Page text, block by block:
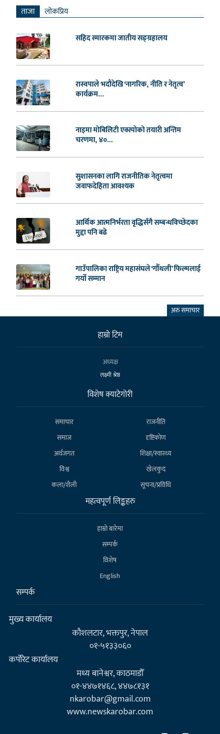
ताजा लाेकप्रिय
सहिद स्मारकमा जातीय सङ्ग्रहालय
रास्वपाले भदौदेखि ‘नागरिक, नीति र नेतृत्व’
कार्यक्रम...
नाइमा मोबिलिटी एक्स्पोको तयारी अन्तिम
चरणमा, ४०...
सुशासनका लागि राजनीतिक नेतृत्वमा
जवाफदेहिता आवश्यक
आर्थिक आत्मनिर्भरता वृद्धिसँगै सम्बन्धविच्छेदका
मुद्दा पनि बढे
गाउँपालिका राष्ट्रिय महासंघले ‘गौँथली’ फिल्मलाई
गर्याे सम्मान
अरु समाचार
हाम्राे टिम
अध्यक्ष
लक्ष्मी श्रेष्ठ
विशेष क्याटेगाेरी
समाचार
राजनीति
समाज
दृष्टिकोण
अर्थजगत
शिक्षा/स्वास्थ्य
विश्व
खेलकुद
कला/शैली
सूचना/प्रविधि
महत्वपूर्ण लिङ्कहरु
हाम्राे बारेमा
सम्पर्क
विशेष
English
सम्पर्क
मुख्य कार्यालय
कौशलटार, भक्तपुर, नेपाल
०१-५१३३०६०
कर्पाेरेट कार्यालय
मध्य बानेश्वर, काठमाडौँ
०१-४४७१४६८, ४४७८१३१
nkarobar@gmail.com
www.newskarobar.com